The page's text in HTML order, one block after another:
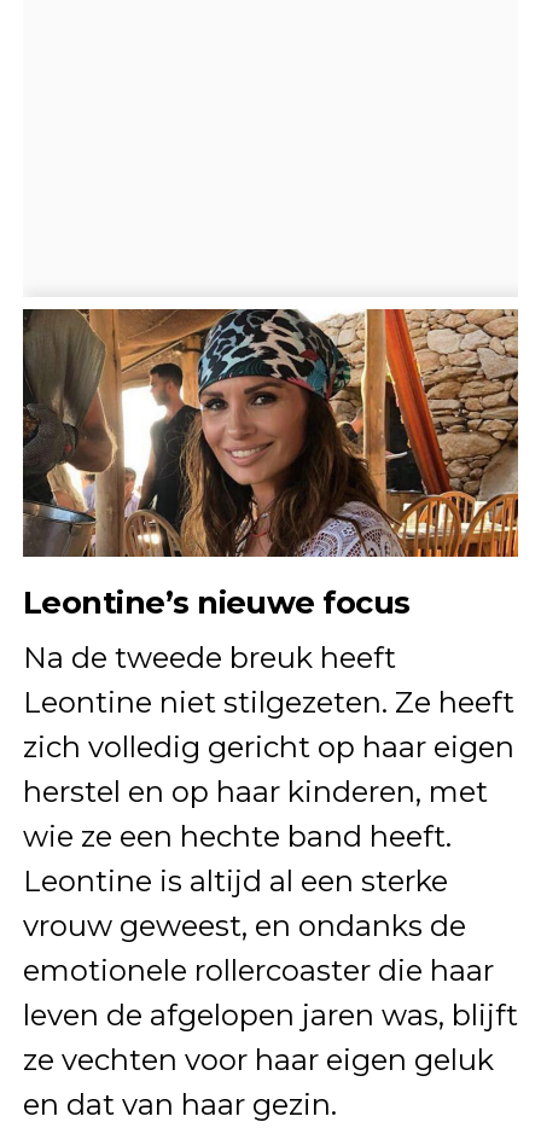
Leontine’s nieuwe focus
Na de tweede breuk heeft
Leontine niet stilgezeten. Ze heeft
zich volledig gericht op haar eigen
herstel en op haar kinderen, met
wie ze een hechte band heeft.
Leontine is altijd al een sterke
vrouw geweest, en ondanks de
emotionele rollercoaster die haar
leven de afgelopen jaren was, blijft
ze vechten voor haar eigen geluk
en dat van haar gezin.